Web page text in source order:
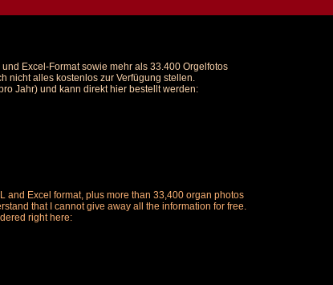
Excel-Format sowie mehr als 33.400 Orgelfotos
nicht alles kostenlos zur Verfügung stellen.
Jahr) und kann direkt hier bestellt werden:
and Excel format, plus more than 33,400 organ photos
that I cannot give away all the information for free.
right here: